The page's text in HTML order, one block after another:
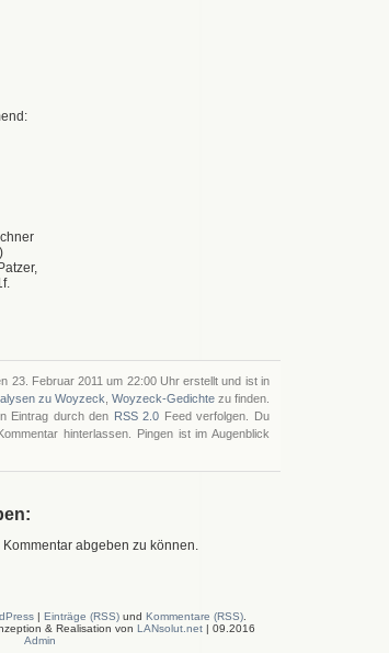
23. Februar 2011 um 22:00 Uhr erstellt und ist in
zu Woyzeck Woyzeck-Gedichte zu finden.
Eintrag durch den RSS 2.0 Feed verfolgen. Du
hinterlassen. Pingen ist im Augenblick
abgeben zu können.
| Einträge (RSS) und Kommentare (RSS)
& Realisation von LANsolut.net | 09.2016
Admin